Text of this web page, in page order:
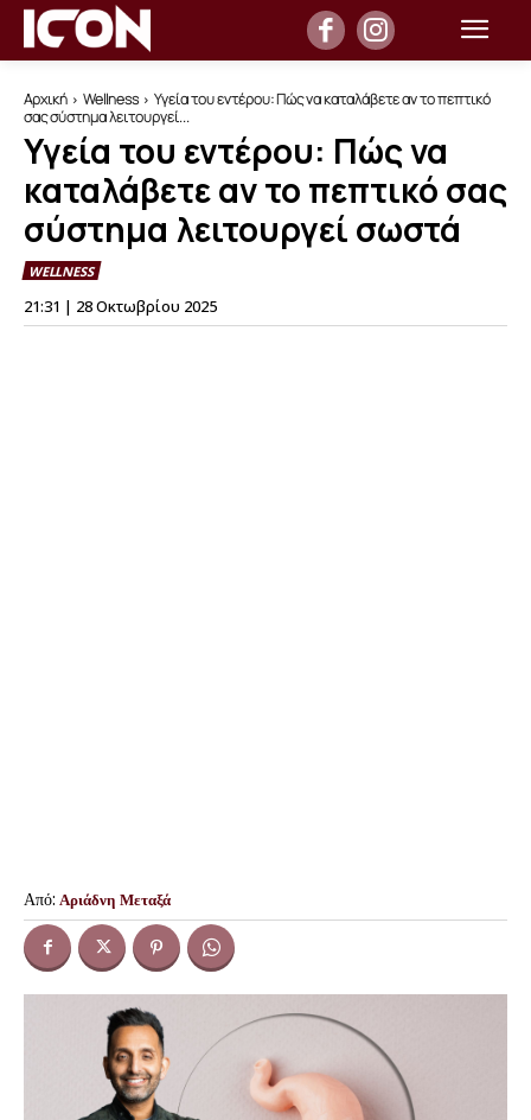
Αρχική Wellness
Υγεία του εντέρου: Πώς να καταλάβετε αν το πεπτικό
σας σύστημα λειτουργεί...
Υγεία του εντέρου: Πώς να
καταλάβετε αν το πεπτικό σας
σύστημα λειτουργεί σωστά
WELLNESS
21:31 | 28 Οκτωβρίου 2025
Από: Αριάδνη Μεταξά